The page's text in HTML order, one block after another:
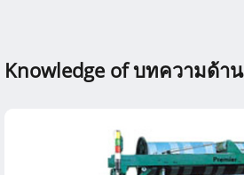
Knowledge of บทความด้า